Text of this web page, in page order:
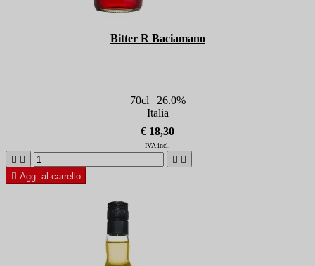
Bitter R Baciamano
70cl | 26.0%
Italia
€ 18,30
IVA incl.
   
 Agg. al carrello